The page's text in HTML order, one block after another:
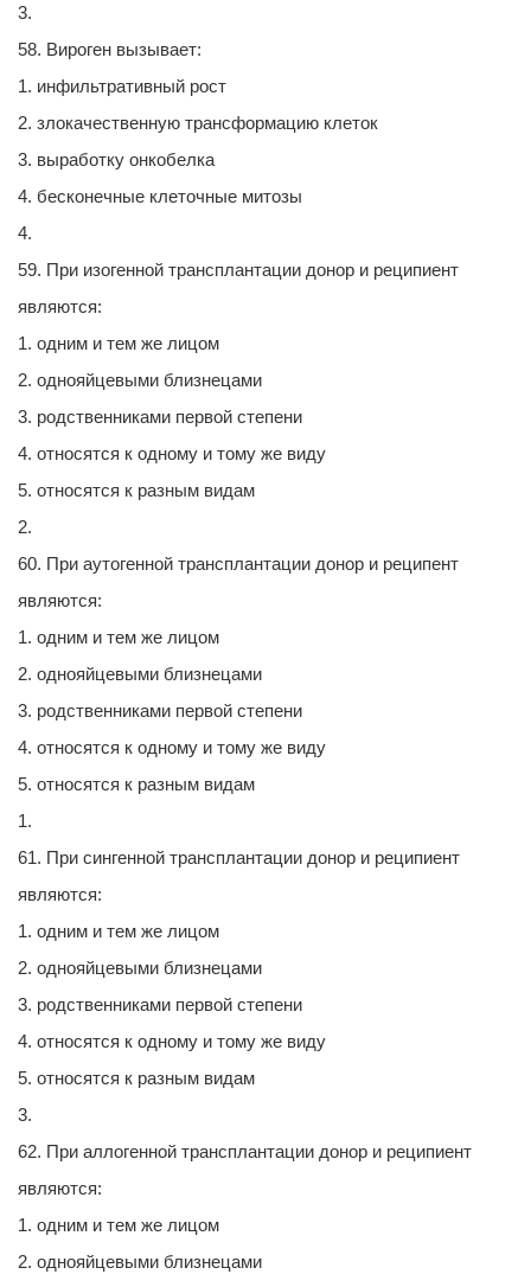
3.
58. Вироген вызывает:
1. инфильтративный рост
2. злокачественную трансформацию клеток
3. выработку онкобелка
4. бесконечные клеточные митозы
4.
59. При изогенной трансплантации донор и реципиент
являются:
1. одним и тем же лицом
2. однояйцевыми близнецами
3. родственниками первой степени
4. относятся к одному и тому же виду
5. относятся к разным видам
2.
60. При аутогенной трансплантации донор и реципент
являются:
1. одним и тем же лицом
2. однояйцевыми близнецами
3. родственниками первой степени
4. относятся к одному и тому же виду
5. относятся к разным видам
1.
61. При сингенной трансплантации донор и реципиент
являются:
1. одним и тем же лицом
2. однояйцевыми близнецами
3. родственниками первой степени
4. относятся к одному и тому же виду
5. относятся к разным видам
3.
62. При аллогенной трансплантации донор и реципиент
являются:
1. одним и тем же лицом
2. однояйцевыми близнецами